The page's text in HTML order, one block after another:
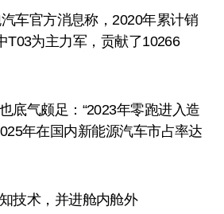
车官方消息称，2020年累计销
T03为主力军，贡献了10266
底气颇足：“2023年零跑进入造
年在国内新能源汽车市占率达
技术，并进舱内舱外